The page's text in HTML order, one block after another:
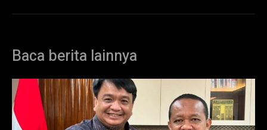
Baca berita lainnya